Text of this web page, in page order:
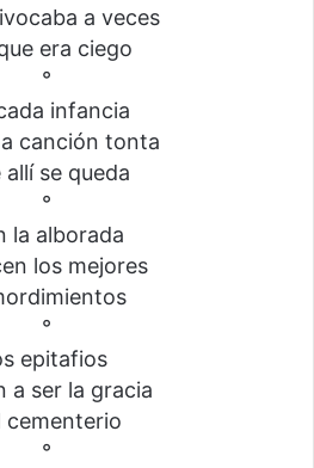
a veces
era ciego
°
infancia
canción tonta
allí se queda
°
la alborada
los mejores
°
epitafios
a ser la gracia
cementerio
°